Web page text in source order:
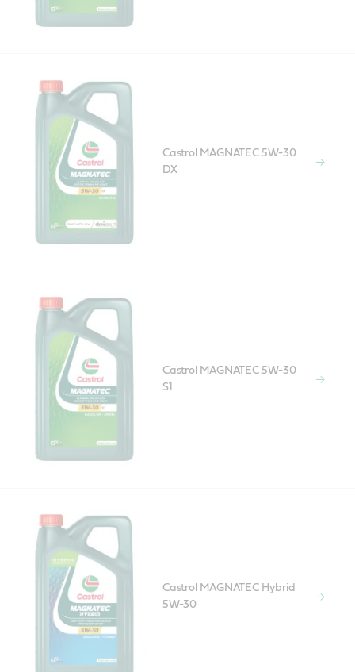
Castrol MAGNATEC 5W-30
DX
Castrol MAGNATEC 5W-30
S1
Castrol MAGNATEC Hybrid
5W-30